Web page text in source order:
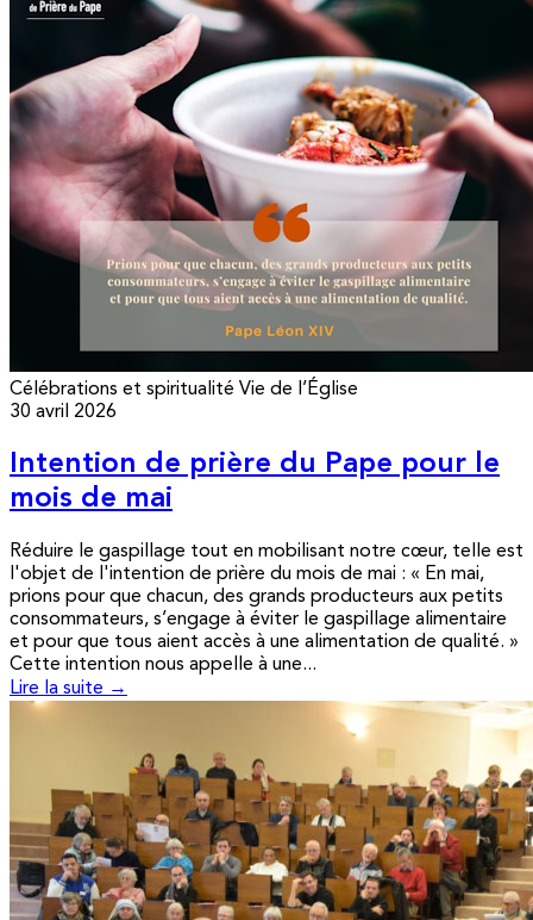
Célébrations et spiritualité Vie de l’Église
30 avril 2026
Intention de prière du Pape pour le
mois de mai
Réduire le gaspillage tout en mobilisant notre cœur, telle est
l'objet de l'intention de prière du mois de mai : « En mai,
prions pour que chacun, des grands producteurs aux petits
consommateurs, s’engage à éviter le gaspillage alimentaire
et pour que tous aient accès à une alimentation de qualité. »
Cette intention nous appelle à une...
Lire la suite →